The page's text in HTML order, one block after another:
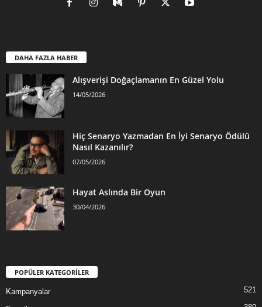
DAHA FAZLA HABER
Alışverişi Doğaçlamanın En Güzel Yolu
14/05/2026
Hiç Senaryo Yazmadan En İyi Senaryo Ödülü
Nasıl Kazanılır?
07/05/2026
Hayat Aslında Bir Oyun
30/04/2026
POPÜLER KATEGORİLER
Kampanyalar 521